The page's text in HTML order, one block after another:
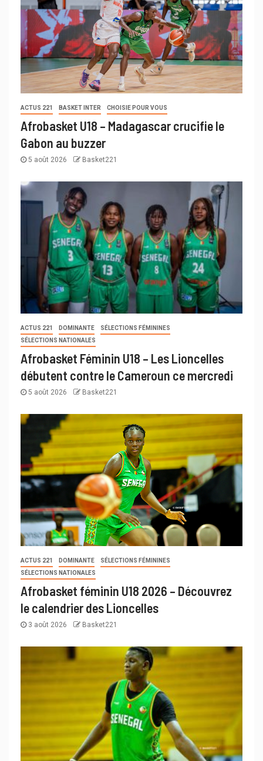
ACTUS 221 BASKET INTER CHOISIE POUR VOUS
Afrobasket U18 – Madagascar crucifie le
Gabon au buzzer
5 août 2026 Basket221
ACTUS 221 DOMINANTE
SÉLECTIONS FÉMININES
SÉLECTIONS NATIONALES
Afrobasket Féminin U18 – Les Lioncelles
débutent contre le Cameroun ce mercredi
5 août 2026 Basket221
ACTUS 221 DOMINANTE
SÉLECTIONS FÉMININES
SÉLECTIONS NATIONALES
Afrobasket féminin U18 2026 – Découvrez
le calendrier des Lioncelles
3 août 2026 Basket221